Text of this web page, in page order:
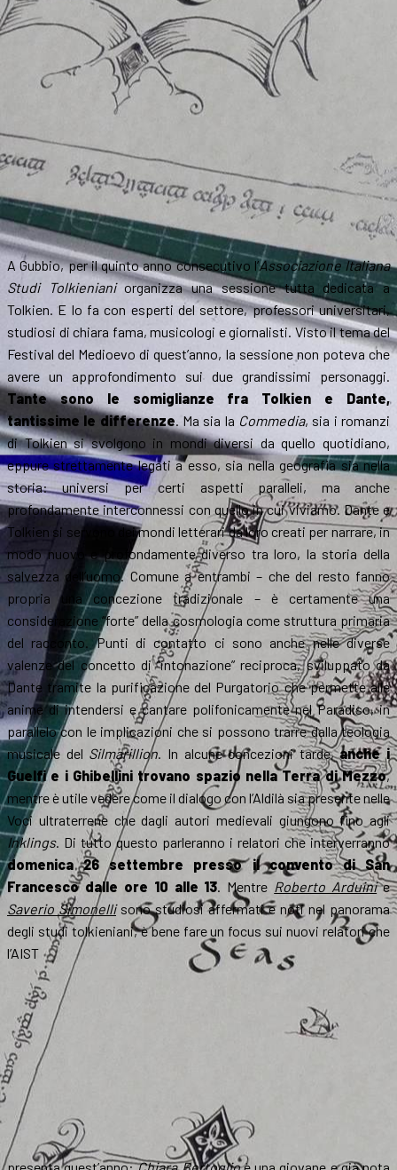
A Gubbio, per il quinto anno consecutivo l’Associazione Italiana
Studi Tolkienianiorganizza una sessione tutta dedicata a
Tolkien. E lo fa con esperti del settore, professori universitari,
studiosi di chiara fama, musicologi e giornalisti. Visto il tema del
Festival del Medioevo di quest’anno, la sessione non poteva che
avere un approfondimento sui due grandissimi personaggi.
Tante sono le somiglianze fra Tolkien e Dante,
tantissime le differenze . Ma sia la Commedia, sia i romanzi
di Tolkien si svolgono in mondi diversi da quello quotidiano,
eppure strettamente legati a esso, sia nella geografia sia nella
storia: universi per certi aspetti paralleli, ma anche
profondamente interconnessi con quello in cui viviamo. Dante e
Tolkien si servono dei mondi letterari da loro creati per narrare, in
modo nuovo e profondamente diverso tra loro, la storia della
salvezza dell’uomo. Comune a entrambi – che del resto fanno
propria una concezione tradizionale – è certamente una
considerazione “forte” della cosmologia come struttura primaria
del racconto. Punti di contatto ci sono anche nelle diverse
valenze del concetto di “intonazione” reciproca, sviluppato da
Dante tramite la purificazione del Purgatorio che permette alle
anime di intendersi e cantare polifonicamente nel Paradiso, in
parallelo con le implicazioni che si possono trarre dalla teologia
musicale del Silmarillion . In alcune concezioni tarde,anche i
Guelfi e i Ghibellini trovano spazio nella Terra di Mezzo,
mentre è utile vedere come il dialogo con l’Aldilà sia presente nelle
Voci ultraterrene che dagli autori medievali giungono fino agli
Inklings. Di tutto questo parleranno i relatori che interverranno
domenica 26 settembre presso il convento di San
Francesco dalle ore 10 alle 13 . Mentre Roberto Arduinie
Saverio Simonellisono studiosi affermati e noti nel panorama
degli studi tolkieniani, è bene fare un focus sui nuovi relatori che
l’AIST